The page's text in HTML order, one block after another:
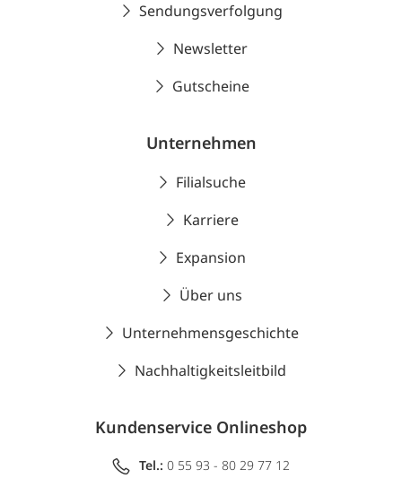
Sendungsverfolgung
Newsletter
Gutscheine
Unternehmen
Filialsuche
Karriere
Expansion
Über uns
Unternehmensgeschichte
Nachhaltigkeitsleitbild
Kundenservice Onlineshop
Tel.: 0 55 93 - 80 29 77 12